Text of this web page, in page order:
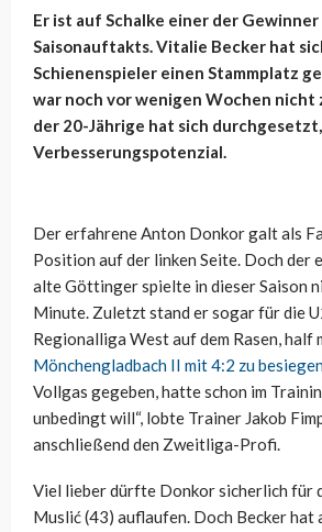
Er ist auf Schalke einer der Gewinner
Saisonauftakts. Vitalie Becker hat
Schienenspieler einen Stammplatz
war noch vor wenigen Wochen nicht
der 20-Jährige hat sich
Verbesserungspotenzial.
Der erfahrene Anton Donkor galt als
Position auf der linken Seite. Doch der
alte Göttinger spielte in dieser Saison
Minute. Zuletzt stand er sogar für die
Regionalliga West auf dem Rasen, half
Mönchengladbach II mit 4:2 zu
Vollgas gegeben, hatte schon im
unbedingt will“, lobte Trainer Jakob
anschließend den Zweitliga-Profi.
Viel lieber dürfte Donkor sicherlich für
Muslić (43) auflaufen. Doch Becker hat